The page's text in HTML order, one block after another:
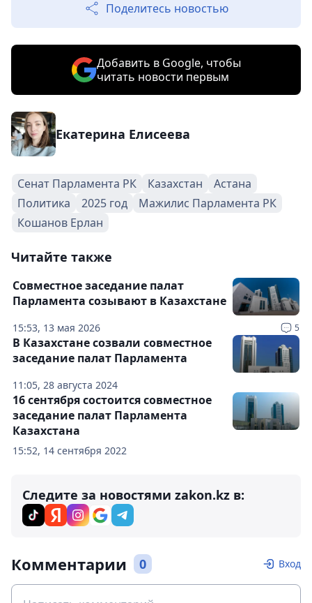
Поделитесь новостью
Добавить в Google, чтобы
читать новости первым
Екатерина Елисеева
Сенат Парламента РК Казахстан
Астана
Политика
2025 год
Мажилис Парламента РК
Кошанов Ерлан
Читайте также
15:53, 13 мая 2026 5
Совместное заседание палат
Парламента созывают в Казахстане
11:05, 28 августа 2024
В Казахстане созвали совместное
заседание палат Парламента
15:52, 14 сентября 2022
16 сентября состоится совместное
заседание палат Парламента
Казахстана
Следите за новостями zakon.kz в:
Комментарии 0 Вход